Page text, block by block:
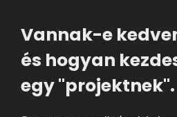
Vannak-e
és hogyan
egy "projektnek".